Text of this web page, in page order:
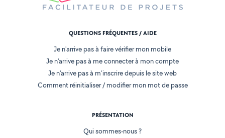
QUESTIONS FRÉQUENTES / AIDE
Je n'arrive pas à faire vérifier mon mobile
Je n'arrive pas à me connecter à mon compte
Je n'arrive pas à m'inscrire depuis le site web
Comment réinitialiser / modifier mon mot de passe
PRÉSENTATION
Qui sommes-nous ?